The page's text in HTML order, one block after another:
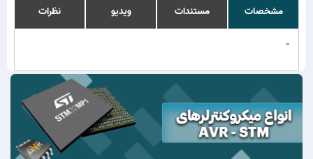
مشخصات مستندات ویدیو نظرات
-